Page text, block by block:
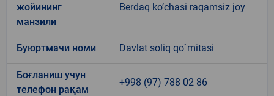
жойининг
манзили
Berdaq ko’chasi raqamsiz joy
Буюртмачи номи Davlat soliq qo`mitasi
Боғланиш учун
телефон рақам
+998 (97) 788 02 86